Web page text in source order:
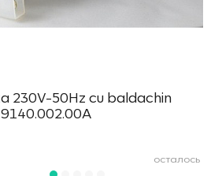
230V-50Hz cu baldachin
9140.002.00A
осталось